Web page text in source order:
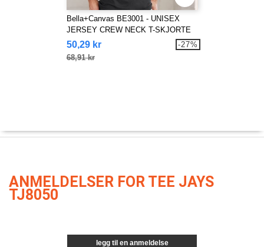
Bella+Canvas BE3001 - UNISEX
JERSEY CREW NECK T-SKJORTE
50,29 kr
68,91 kr
-27%
ANMELDELSER FOR TEE JAYS
TJ8050
legg til en anmeldelse